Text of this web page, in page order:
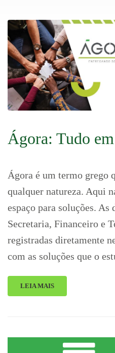
Ágora: Tudo
Ágora é um termo grego
qualquer natureza. Aqui
espaço para soluções. As
Secretaria, Financeiro e
registradas diretamente
com as soluções que o
LEIA MAIS